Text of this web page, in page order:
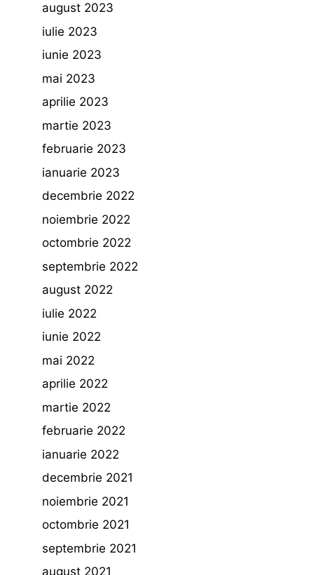
august 2023
iulie 2023
iunie 2023
mai 2023
aprilie 2023
martie 2023
februarie 2023
ianuarie 2023
decembrie 2022
noiembrie 2022
octombrie 2022
septembrie 2022
august 2022
iulie 2022
iunie 2022
mai 2022
aprilie 2022
martie 2022
februarie 2022
ianuarie 2022
decembrie 2021
noiembrie 2021
octombrie 2021
septembrie 2021
august 2021